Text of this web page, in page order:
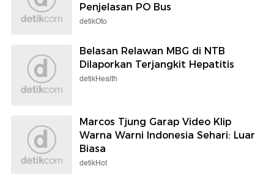
Penjelasan PO Bus
detikOto
Belasan Relawan MBG di NTB
Dilaporkan Terjangkit Hepatitis
detikHealth
Marcos Tjung Garap Video Klip
Warna Warni Indonesia Sehari: Luar
Biasa
detikHot